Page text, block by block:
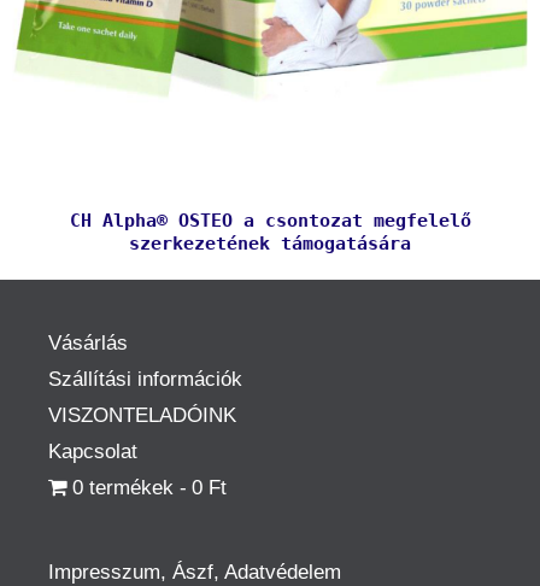
CH Alpha® OSTEO a csontozat megfelelő
szerkezetének támogatására
Vásárlás
Szállítási információk
VISZONTELADÓINK
Kapcsolat
0 termékek
0 Ft
Impresszum, Ászf, Adatvédelem